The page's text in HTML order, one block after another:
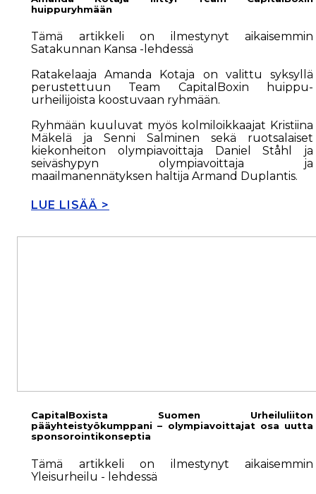
huippuryhmään
Tämä artikkeli on ilmestynyt aikaisemmin
Satakunnan Kansa -lehdessä
Ratakelaaja Amanda Kotaja on valittu syksyllä
perustettuun Team CapitalBoxin huippu-
urheilijoista koostuvaan ryhmään.
Ryhmään kuuluvat myös kolmiloikkaajat Kristiina
Mäkelä ja Senni Salminen sekä ruotsalaiset
kiekonheiton olympiavoittaja Daniel Ståhl ja
seiväshypyn olympiavoittaja ja
maailmanennätyksen haltija Armand Duplantis.
LUE LISÄÄ >
CapitalBoxista Suomen Urheiluliiton
pääyhteistyökumppani – olympiavoittajat osa uutta
sponsorointikonseptia
Tämä artikkeli on ilmestynyt aikaisemmin
Yleisurheilu - lehdessä